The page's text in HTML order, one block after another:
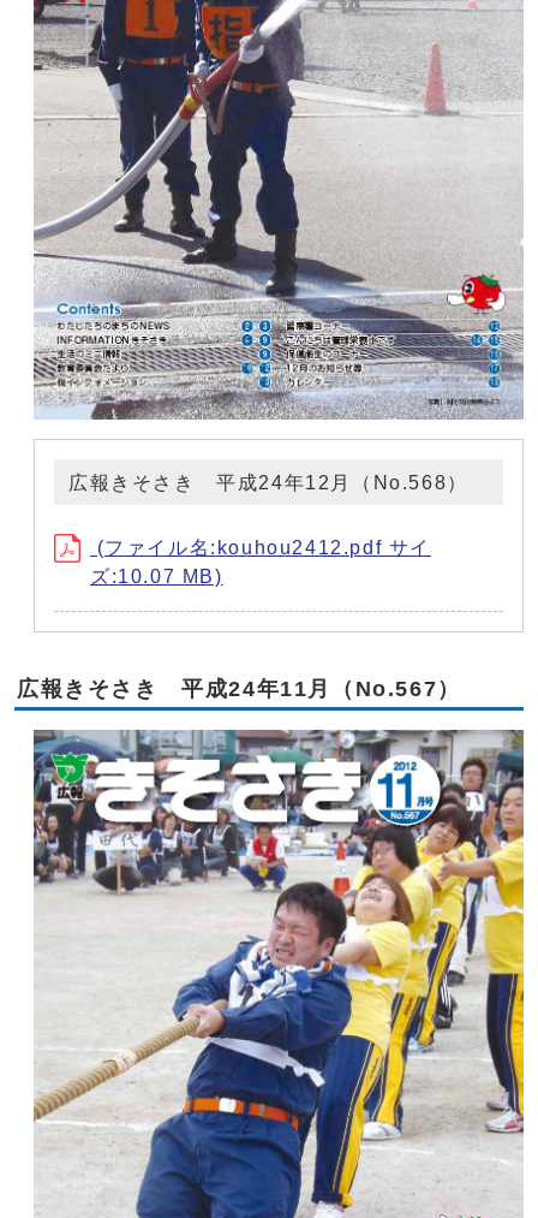
広報きそさき 平成24年12月（No.568）
(ファイル名:kouhou2412.pdf サイ
ズ:10.07 MB)
広報きそさき 平成24年11月（No.567）